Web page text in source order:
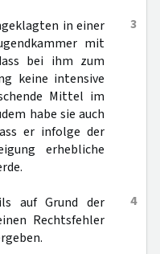
3
in einer
mit
bei ihm zum
keine intensive
Mittel im
habe sie auch
er infolge der
erhebliche
4
auf Grund der
Rechtsfehler